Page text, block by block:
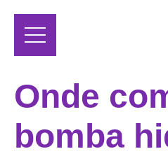
Onde
bomba